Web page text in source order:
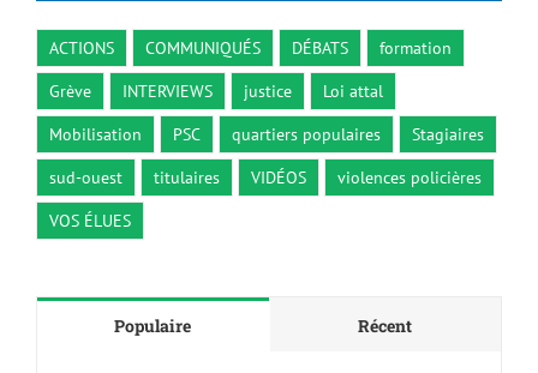
ACTIONS COMMUNIQUÉS DÉBATS
formation
Grève
INTERVIEWS justice
Loi attal
Mobilisation
PSC quartiers populaires
Stagiaires
sud-ouest
titulaires VIDÉOS
violences policières
VOS ÉLUES
Populaire Récent